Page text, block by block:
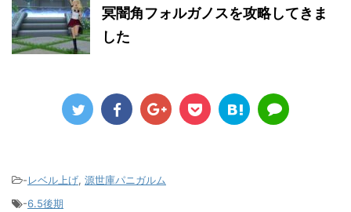
冥闇角フォルガノスを攻略してきま
した
-レベル上げ, 源世庫パニガルム
-6.5後期